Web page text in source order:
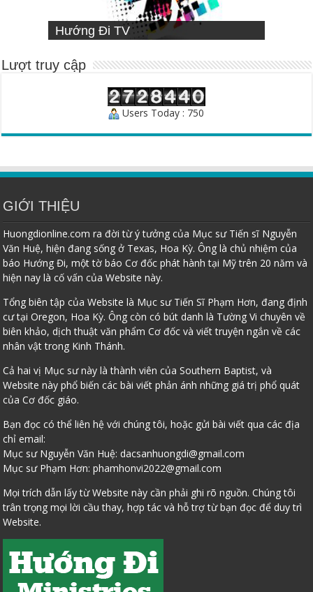
Hướng Đi TV
Sống Đạo
VIETNAMESE MISSIONARY
INSTITUTE
Người Chăn Bầy
Lượt truy cập
Users Today : 750
GIỚI THIỆU
Huongdionline.com ra đời từ ý tưởng của Mục sư Tiến sĩ Nguyễn
Văn Huệ, hiện đang sống ở Texas, Hoa Kỳ. Ông là chủ nhiệm của
báo Hướng Đi, một tờ báo Cơ đốc phát hành tại Mỹ trên 20 năm và
hiện nay là cố vấn của Website này.
Tổng biên tập của Website là Mục sư Tiến Sĩ Phạm Hơn, đang định
cư tại Oregon, Hoa Kỳ. Ông còn có bút danh là Tường Vi chuyên về
biên khảo, dịch thuật văn phẩm Cơ đốc và viết truyện ngắn về các
nhân vật trong Kinh Thánh.
Cả hai vị Mục sư này là thành viên của Southern Baptist, và
Website này phổ biến các bài viết phản ánh những giá trị phổ quát
của Cơ đốc giáo.
Bạn đọc có thể liên hệ với chúng tôi, hoặc gửi bài viết qua các địa
chỉ email:
Mục sư Nguyễn Văn Huệ:dacsanhuongdi@gmail.com
Mục sư Phạm Hơn:phamhonvi2022@gmail.com
Mọi trích dẫn lấy từ Website này cần phải ghi rõ nguồn. Chúng tôi
trân trọng mọi lời cầu thay, hợp tác và hỗ trợ từ bạn đọc để duy trì
Website.